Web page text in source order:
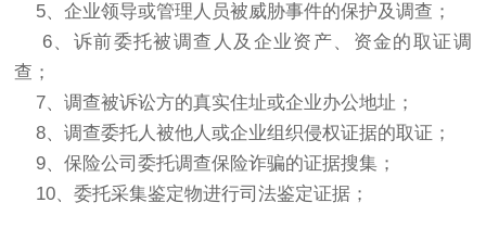
5、企业领导或管理人员被威胁事件的保护及调查；
6、诉前委托被调查人及企业资产、资金的取证调
查；
7、调查被诉讼方的真实住址或企业办公地址；
8、调查委托人被他人或企业组织侵权证据的取证；
9、保险公司委托调查保险诈骗的证据搜集；
10、委托采集鉴定物进行司法鉴定证据；